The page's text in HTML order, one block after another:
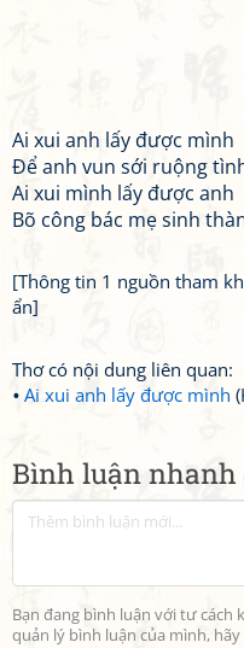
Bình luận nhanh
Bạn đang bình luận với tư cách
quản lý bình luận của mình, hãy
Ai xui anh lấy được mình
Để anh vun sới ruộng
Ai xui mình lấy được anh
Bõ công bác mẹ sinh
[Thông tin 1 nguồn tham
ẩn]
Thơ có nội dung liên quan:
Ai xui anh lấy được mình